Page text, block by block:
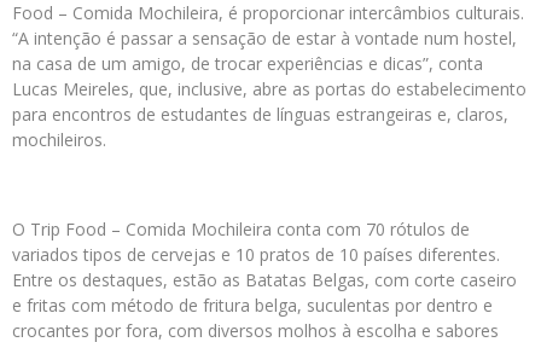
Food – Comida Mochileira, é proporcionar intercâmbios culturais.
“A intenção é passar a sensação de estar à vontade num hostel,
na casa de um amigo, de trocar experiências e dicas”, conta
Lucas Meireles, que, inclusive, abre as portas do estabelecimento
para encontros de estudantes de línguas estrangeiras e, claros,
mochileiros.
O Trip Food – Comida Mochileira conta com 70 rótulos de
variados tipos de cervejas e 10 pratos de 10 países diferentes.
Entre os destaques, estão as Batatas Belgas, com corte caseiro
e fritas com método de fritura belga, suculentas por dentro e
crocantes por fora, com diversos molhos à escolha e sabores